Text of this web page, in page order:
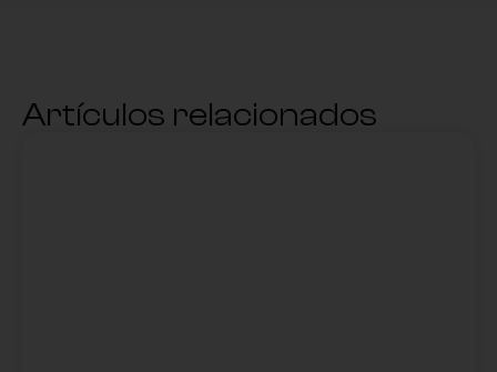
Artículos relacionados